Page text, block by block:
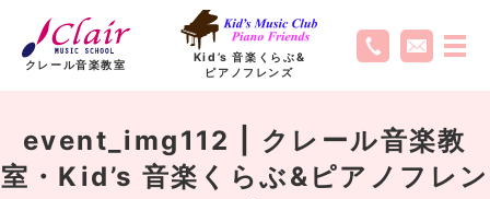
クレール音楽教室
Kid’s 音楽くらぶ&
ピアノフレンズ
event_img112 | クレール音楽教
室・Kid’s 音楽くらぶ&ピアノフレン